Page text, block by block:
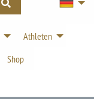
Athleten
Shop